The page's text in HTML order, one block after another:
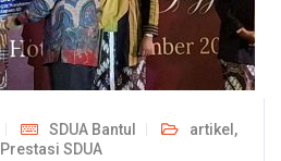
SDUA Bantul artikel ,
Prestasi SDUA